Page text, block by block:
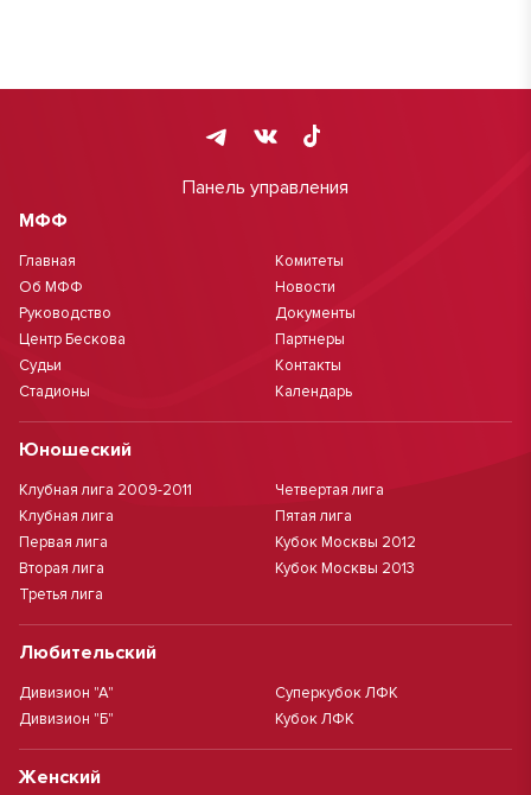
Панель управления
МФФ
Главная
Об МФФ
Руководство
Центр Бескова
Судьи
Стадионы
Комитеты
Новости
Документы
Партнеры
Контакты
Календарь
Юношеский
Клубная лига 2009-2011
Клубная лига
Первая лига
Вторая лига
Третья лига
Четвертая лига
Пятая лига
Кубок Москвы 2012
Кубок Москвы 2013
Любительский
Дивизион "А"
Дивизион "Б"
Суперкубок ЛФК
Кубок ЛФК
Женский